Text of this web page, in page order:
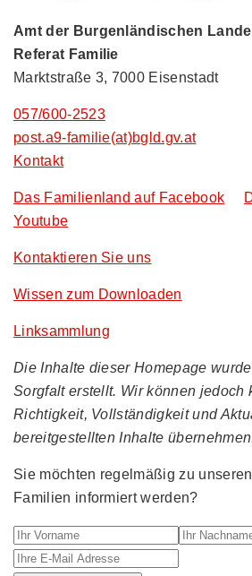
Amt der Burgenländischen
Referat Familie
Marktstraße 3, 7000 Eisenstadt
057/600-2523
post.a9-familie(at)bgld.gv.at
Kontakt
Das Familienland auf Facebook
Youtube
Kontaktieren Sie uns
Wissen zum Downloaden
Linksammlung
Die Inhalte dieser Homepage
Sorgfalt erstellt. Wir können jedoch
Richtigkeit, Vollständigkeit und
bereitgestellten Inhalte
Sie möchten regelmäßig zu
Familien informiert werden?
Ihr Vorname Ihr